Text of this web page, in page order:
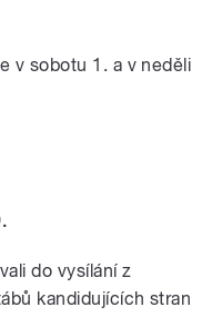
v sobotu 1. a v neděli
do vysílání z
kandidujících stran